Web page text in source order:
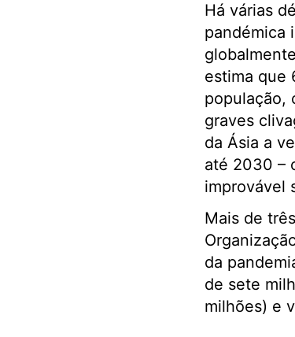
Há várias
pandémica
estima que
população,
graves
da Ásia a
até 2030 –
improvável
Mais de
da
de sete
milhões) e